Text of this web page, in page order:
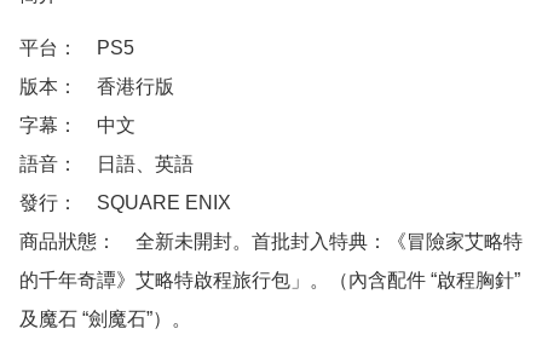
平台：　PS5
版本：　香港行版
字幕：　中文
語音：　日語、英語
發行：　SQUARE ENIX
商品狀態：　全新未開封。首批封入特典：《冒險家艾略特
的千年奇譚》艾略特啟程旅行包」。（內含配件 “啟程胸針”
及魔石 “劍魔石”）。